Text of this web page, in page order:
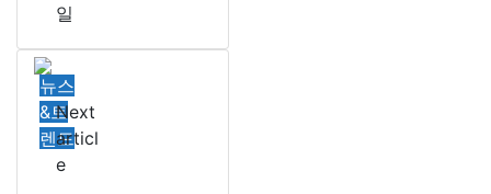
일
뉴스
&트
렌드
Next
articl
e